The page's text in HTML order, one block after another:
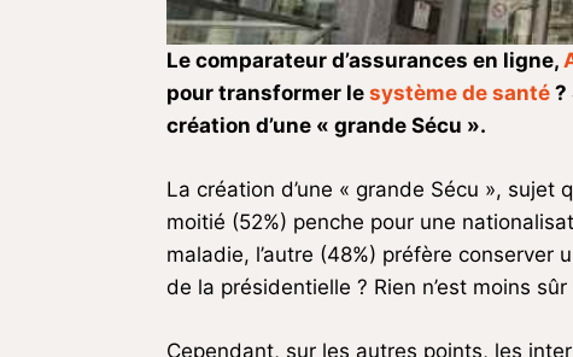
Le comparateur d’assurances en ligne,
pour transformer le système de santé ?
création d’une « grande Sécu ».
La création d’une « grande Sécu », sujet
moitié (52%) penche pour une
maladie, l’autre (48%) préfère
de la présidentielle ? Rien n’est moins
Cependant, sur les autres points, les